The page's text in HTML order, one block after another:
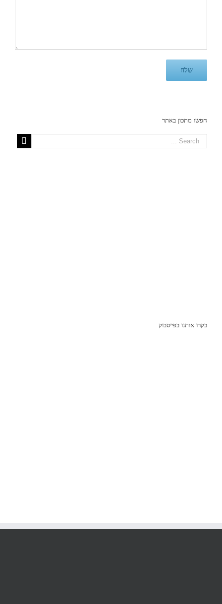
חפשו מתכון באתר
בקרו אותנו בפייסבוק